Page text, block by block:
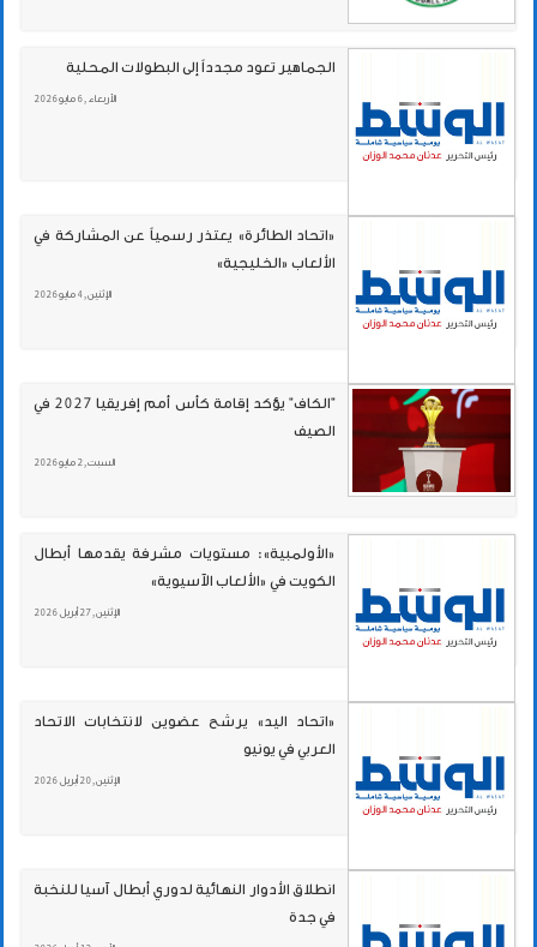
الجماهير تعود مجدداً إلى البطولات المحلية
الأربعاء , 6 مايو 2026
«اتحاد الطائرة» يعتذر رسمياً عن المشاركة في
الألعاب «الخليجية»
الإثنين , 4 مايو 2026
"الكاف" يؤكد إقامة كأس أمم إفريقيا 2027 في
الصيف
السبت , 2 مايو 2026
«الأولمبية»: مستويات مشرفة يقدمها أبطال
الكويت في «الألعاب الآسيوية»
الإثنين , 27 أبريل 2026
«اتحاد اليد» يرشح عضوين لانتخابات الاتحاد
العربي في يونيو
الإثنين , 20 أبريل 2026
انطلاق الأدوار النهائية لدوري أبطال آسيا للنخبة
في جدة